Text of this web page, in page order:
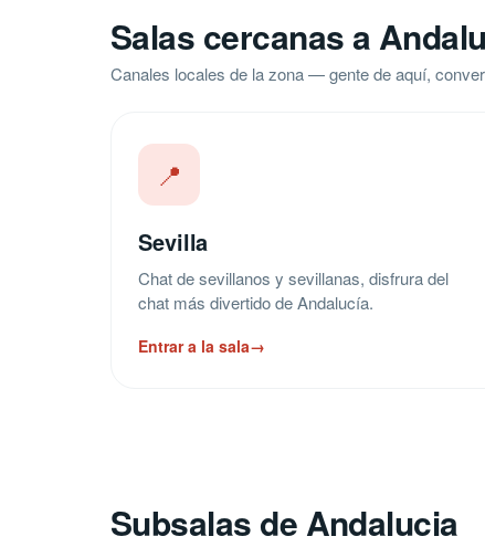
Salas cercanas a
Canales locales de la zona — gente de aquí,
📍
Sevilla
Chat de sevillanos y sevillanas, disfrura del
chat más divertido de Andalucía.
Entrar a la sala→
Subsalas de Andalucia